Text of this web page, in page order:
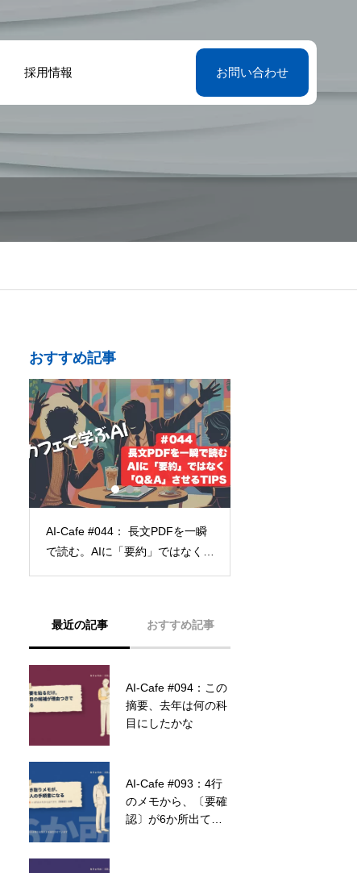
採用情報 お問い合わせ
おすすめ記事
タスクマネージャーを起動した
い
最近の記事 おすすめ記事
AI-Cafe #094：この
摘要、去年は何の科
目にしたかな
AI-Cafe #093：4行
のメモから、〔要確
認〕が6か所出てき
〔機関誌〕2024年
11月 経営の仕組み
化メソッドとは？
2画面で見たい？